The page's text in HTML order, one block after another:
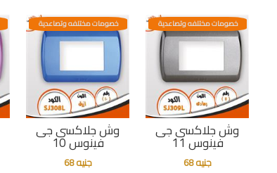
وش جلاكسى جى
فينوس 10
خصومات مختلفه وتصاعدية
جنيه 68
وش جلاكسى جى
فينوس 11
خصومات مختلفه وتصاعدية
جنيه 68